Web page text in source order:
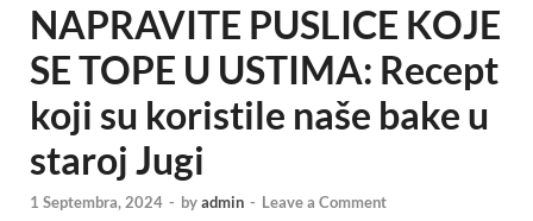
NAPRAVITE PUSLICE KOJE
SE TOPE U USTIMA: Recept
koji su koristile naše bake u
staroj Jugi
1 Septembra, 2024 - byadmin - Leave a Comment